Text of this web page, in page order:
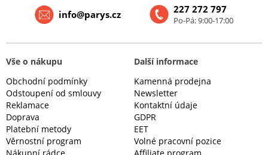
227 272 797
Po-Pá: 9:00-17:00
info@parys.cz
Vše o nákupu
Obchodní podmínky
Odstoupení od smlouvy
Reklamace
Doprava
Platební metody
Věrnostní program
Další informace
Kamenná prodejna
Newsletter
Kontaktní údaje
GDPR
EET
Volné pracovní pozice